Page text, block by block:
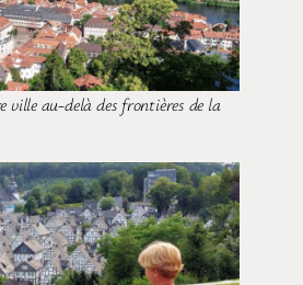
ville au-delà des frontières de la